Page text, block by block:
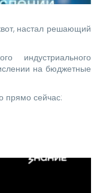
настал решающий
индустриального
на бюджетные
прямо сейчас:
семье уже